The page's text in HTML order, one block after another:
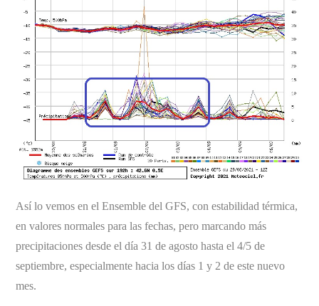
Así lo vemos en el Ensemble del GFS, con estabilidad térmica,
en valores normales para las fechas, pero marcando más
precipitaciones desde el día 31 de agosto hasta el 4/5 de
septiembre, especialmente hacia los días 1 y 2 de este nuevo
mes.